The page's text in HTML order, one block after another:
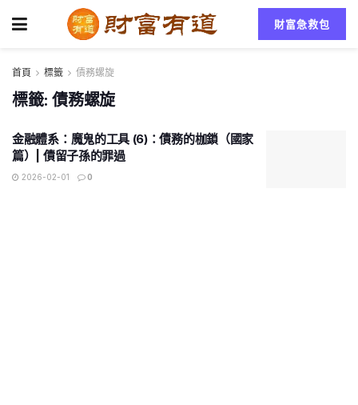
財富急救包
首頁 標籤 債務螺旋
標籤:債務螺旋
金融體系：魔鬼的工具 (6)：債務的枷鎖（國家
篇）| 債留子孫的罪過
2026-02-01 0